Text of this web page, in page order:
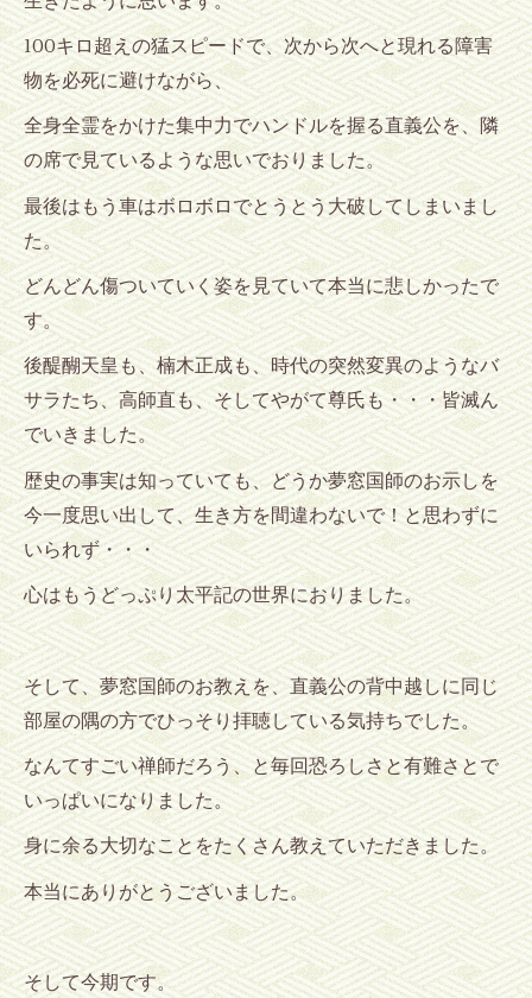
100キロ超えの猛スピードで、次から次へと現れる障害
物を必死に避けながら、
全身全霊をかけた集中力でハンドルを握る直義公を、隣
の席で見ているような思いでおりました。
最後はもう車はボロボロでとうとう大破してしまいまし
た。
どんどん傷ついていく姿を見ていて本当に悲しかったで
す。
後醍醐天皇も、楠木正成も、時代の突然変異のようなバ
サラたち、高師直も、そしてやがて尊氏も・・・皆滅ん
でいきました。
歴史の事実は知っていても、どうか夢窓国師のお示しを
今一度思い出して、生き方を間違わないで！と思わずに
いられず・・・
心はもうどっぷり太平記の世界におりました。
そして、夢窓国師のお教えを、直義公の背中越しに同じ
部屋の隅の方でひっそり拝聴している気持ちでした。
なんてすごい禅師だろう、と毎回恐ろしさと有難さとで
いっぱいになりました。
身に余る大切なことをたくさん教えていただきました。
本当にありがとうございました。
そして今期です。